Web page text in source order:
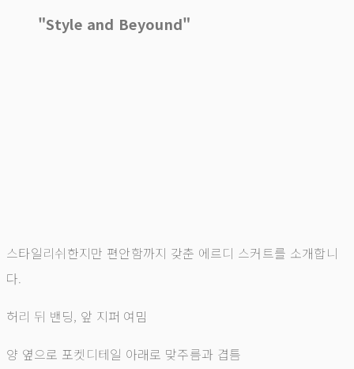
"Style and Beyound"
스타일리쉬한지만 편안함까지 갖춘 에르디 스커트를 소개합니
다.
허리 뒤 밴딩, 앞 지퍼 여밈
양 옆으로 포켓디테일 아래로 맞주름과 겹틈